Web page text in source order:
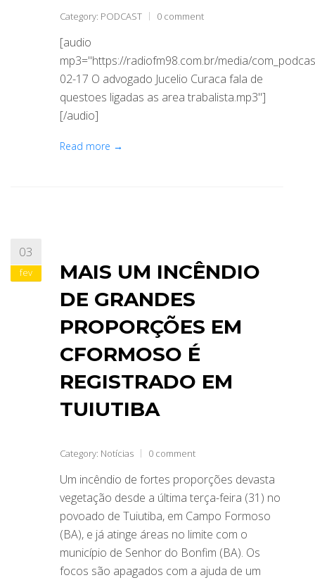
Category: PODCAST 0 comment
[audio
mp3="https://radiofm98.com.br/media/
02-17 O advogado Jucelio Curaca fala de
questoes ligadas as area trabalista.mp3"]
[/audio]
Read more →
03
fev
MAIS UM INCÊNDIO
DE GRANDES
PROPORÇÕES EM
CFORMOSO É
REGISTRADO EM
TUIUTIBA
Category: Notícias 0 comment
Um incêndio de fortes proporções devasta
vegetação desde a última terça-feira (31) no
povoado de Tuiutiba, em Campo Formoso
(BA), e já atinge áreas no limite com o
município de Senhor do Bonfim (BA). Os
focos são apagados com a ajuda de um